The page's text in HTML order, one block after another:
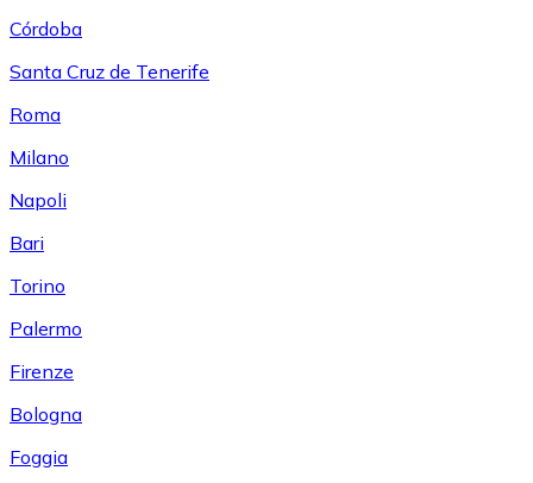
Córdoba
Santa Cruz de Tenerife
Roma
Milano
Napoli
Bari
Torino
Palermo
Firenze
Bologna
Foggia